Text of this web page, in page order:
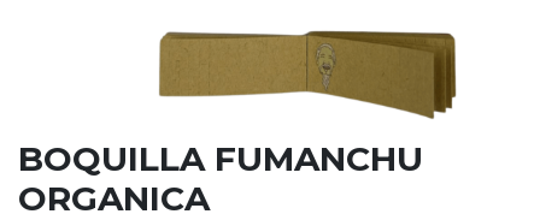
BOQUILLA FUMANCHU
ORGANICA